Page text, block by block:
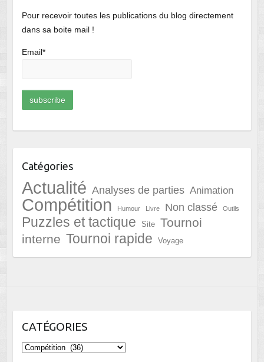
Pour recevoir toutes les publications du blog directement
dans sa boite mail !
Email*
Catégories
Actualité Analyses de parties Animation
Compétition Humour Livre Non classé Outils
Puzzles et tactique Site
Tournoi
interne Tournoi rapide Voyage
CATÉGORIES
Catégories